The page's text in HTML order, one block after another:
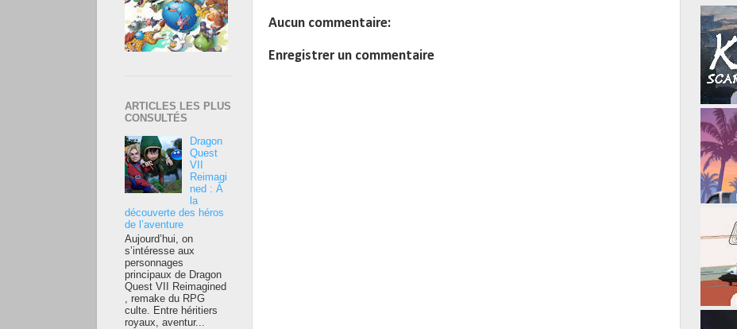
Aucun commentaire:
Enregistrer un commentaire
ARTICLES LES PLUS
CONSULTÉS
Dragon
Quest
VII
Reimagi
ned : À
la
découverte des héros
de l’aventure
Aujourd’hui, on
s’intéresse aux
personnages
principaux de Dragon
Quest VII Reimagined
, remake du RPG
culte. Entre héritiers
royaux, aventur...